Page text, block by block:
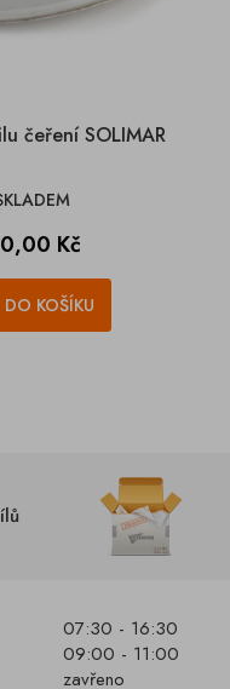
čeření SOLIMAR
Kč
DO KOŠÍKU
07:30 - 16:30
09:00 - 11:00
zavřeno